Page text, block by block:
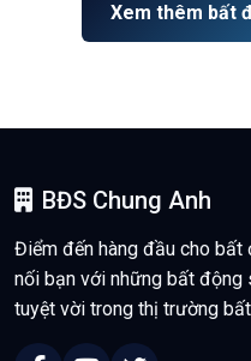
Xem thêm bất
BĐS Chung Anh
Điểm đến hàng đầu cho bất
nối bạn với những bất động
tuyệt vời trong thị trường